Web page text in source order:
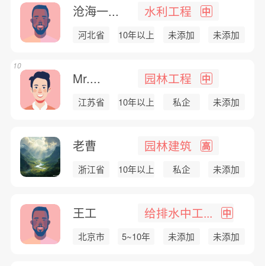
沧海一... 水利工程 中
河北省 10年以上 未添加 未添加
Mr.... 园林工程 中
江苏省 10年以上 私企 未添加
10
老曹 园林建筑 高
浙江省 10年以上 私企 未添加
王工 给排水中工... 中
北京市 5~10年 未添加 未添加